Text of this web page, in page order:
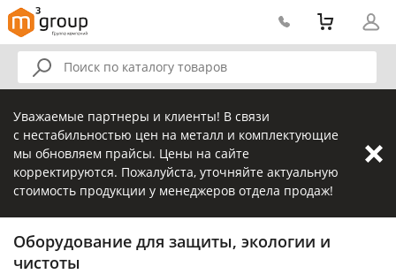
Уважаемые партнеры и клиенты! В связи
с нестабильностью цен на металл и комплектующие
мы обновляем прайсы. Цены на сайте
корректируются. Пожалуйста, уточняйте актуальную
стоимость продукции у менеджеров отдела продаж!
Оборудование для защиты, экологии и
чистоты